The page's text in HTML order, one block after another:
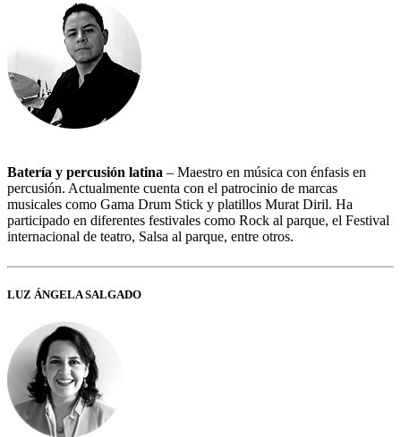
Batería y percusión latina – Maestro en música con énfasis en
percusión. Actualmente cuenta con el patrocinio de marcas
musicales como Gama Drum Stick y platillos Murat Diril. Ha
participado en diferentes festivales como Rock al parque, el Festival
internacional de teatro, Salsa al parque, entre otros.
LUZ ÁNGELA SALGADO